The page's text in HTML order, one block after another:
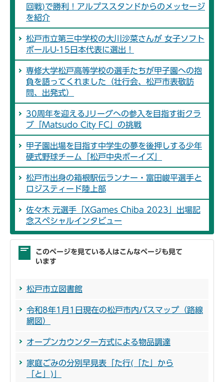
回戦)で勝利！アルプススタンドからのメッセージ
を紹介
松戸市立第三中学校の大川沙菜さんが 女子ソフト
ボールU-15日本代表に選出！
専修大学松戸高等学校の選手たちが甲子園への抱
負を語ってくれました（壮行会、松戸市表敬訪
問、出発式）
30周年を迎えるJリーグへの参入を目指す街クラ
ブ「Matsudo City FC」の挑戦
甲子園出場を目指す中学生の夢を後押しする少年
硬式野球チーム「松戸中央ボーイズ」
松戸市出身の箱根駅伝ランナー・富田峻平選手と
ロジスティード陸上部
佐々木 元選手「XGames Chiba 2023」出場記
念スペシャルインタビュー
このページを見ている人はこんなページも見て
います
松戸市立図書館
令和8年1月1日現在の松戸市内バスマップ（路線
網図）
オープンカウンター方式による物品調達
家庭ごみの分別早見表「た行(「た」から
「と」)」